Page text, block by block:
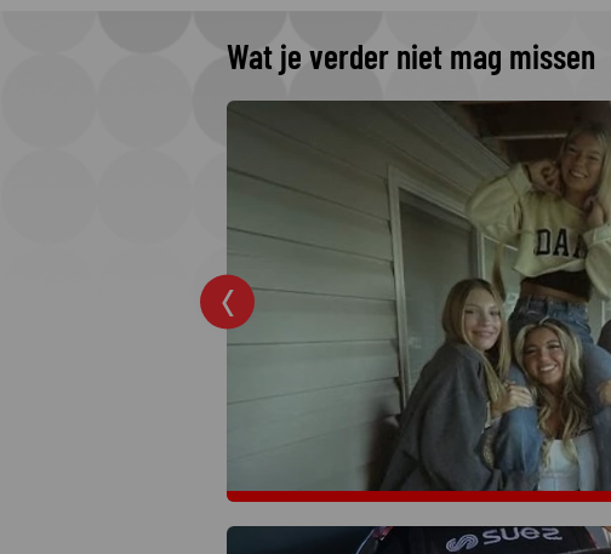
Wat je verder niet mag missen